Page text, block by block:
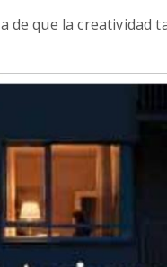
de que la creatividad